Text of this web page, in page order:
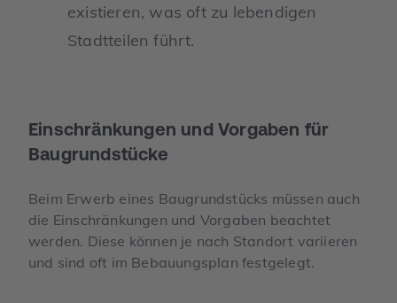
existieren, was oft zu lebendigen
Stadtteilen führt.
Einschränkungen und Vorgaben für
Baugrundstücke
Beim Erwerb eines Baugrundstücks müssen auch
die Einschränkungen und Vorgaben beachtet
werden. Diese können je nach Standort variieren
und sind oft im Bebauungsplan festgelegt.